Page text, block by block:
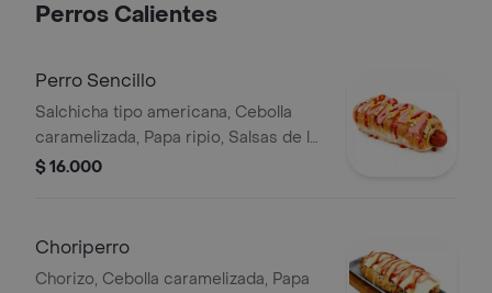
Perros Calientes
Perro Sencillo
Salchicha tipo americana, Cebolla
caramelizada, Papa ripio, Salsas de la
casa y queso fundido.
$ 16.000
Choriperro
Chorizo, Cebolla caramelizada, Papa